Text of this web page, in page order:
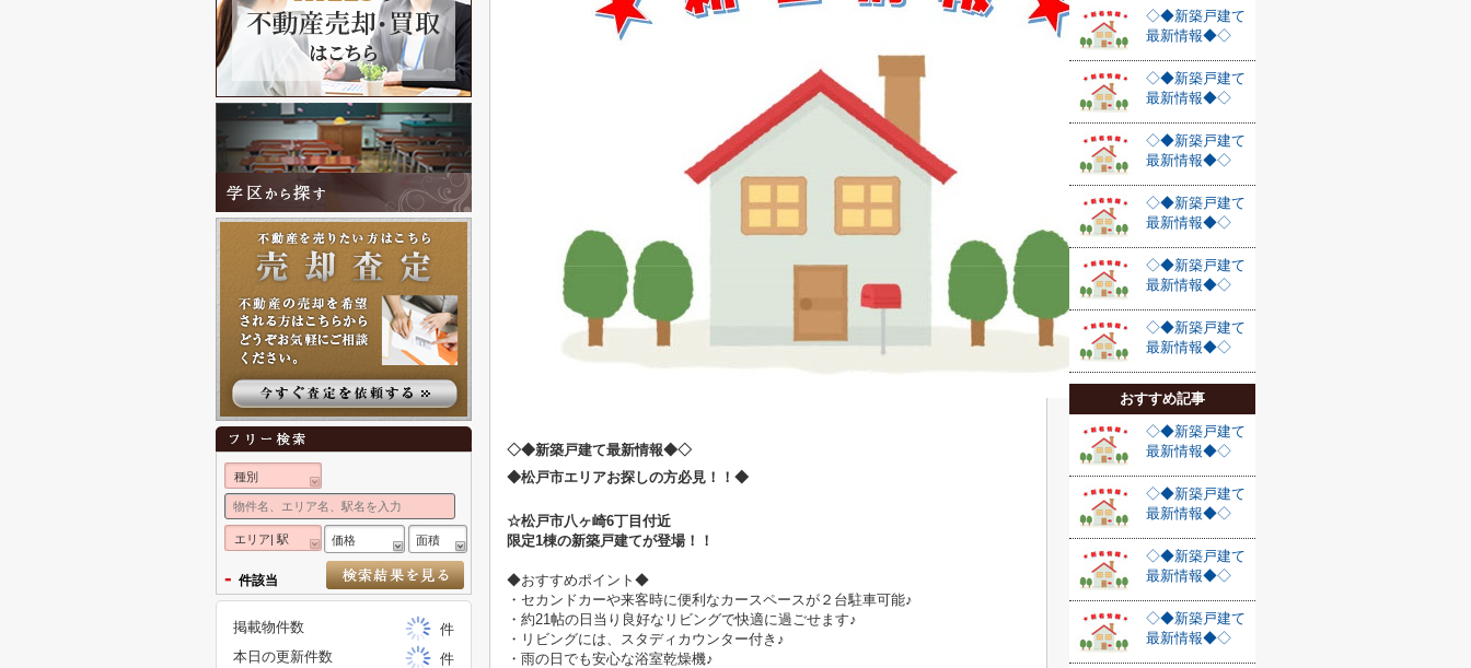
◇◆新築戸建て最新情報◆◇
◆松戸市エリアお探しの方必見！！◆
☆松戸市八ヶ崎6丁目付近
限定1棟の新築戸建てが登場！！
◆おすすめポイント◆
・セカンドカーや来客時に便利なカースペースが２台駐車可能♪
・約21帖の日当り良好なリビングで快適に過ごせます♪
・リビングには、スタディカウンター付き♪
・雨の日でも安心な浴室乾燥機♪
◇◆新築戸建て
最新情報◆◇
◇◆新築戸建て
最新情報◆◇
◇◆新築戸建て
最新情報◆◇
◇◆新築戸建て
最新情報◆◇
◇◆新築戸建て
最新情報◆◇
◇◆新築戸建て
最新情報◆◇
おすすめ記事
◇◆新築戸建て
最新情報◆◇
◇◆新築戸建て
最新情報◆◇
◇◆新築戸建て
最新情報◆◇
◇◆新築戸建て
最新情報◆◇
種別
エリア| 駅 価格 面積
- 件該当
掲載物件数
件
本日の更新件数
件